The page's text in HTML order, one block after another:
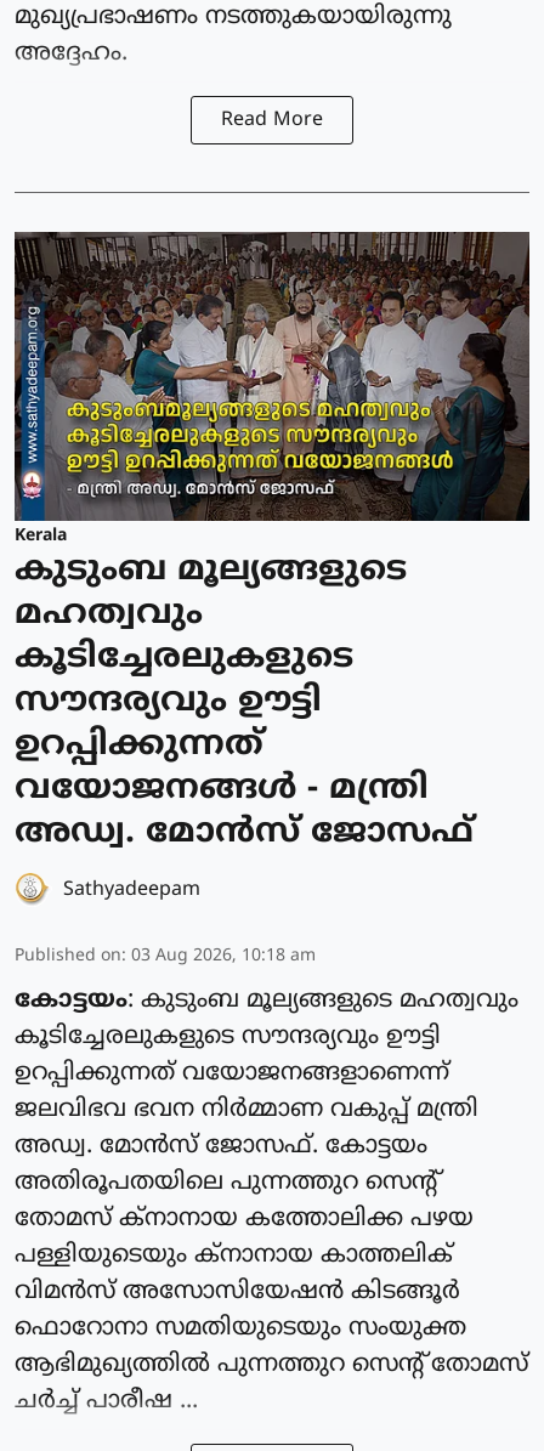
മുഖ്യപ്രഭാഷണം നടത്തുകയായിരുന്നു
അദ്ദേഹം.
Read More
Kerala
കുടുംബ മൂല്യങ്ങളുടെ
മഹത്വവും
കൂടിച്ചേരലുകളുടെ
സൗന്ദര്യവും ഊട്ടി
ഉറപ്പിക്കുന്നത്
വയോജനങ്ങള്‍ - മന്ത്രി
അഡ്വ. മോന്‍സ് ജോസഫ്
Sathyadeepam
Published on: 03 Aug 2026, 10:18 am
കോട്ടയം: കുടുംബ മൂല്യങ്ങളുടെ മഹത്വവും
കൂടിച്ചേരലുകളുടെ സൗന്ദര്യവും ഊട്ടി
ഉറപ്പിക്കുന്നത് വയോജനങ്ങളാണെന്ന്
ജലവിഭവ ഭവന നിര്‍മ്മാണ വകുപ്പ് മന്ത്രി
അഡ്വ. മോന്‍സ് ജോസഫ്. കോട്ടയം
അതിരൂപതയിലെ പുന്നത്തുറ സെന്റ്
തോമസ് ക്‌നാനായ കത്തോലിക്ക പഴയ
പള്ളിയുടെയും ക്‌നാനായ കാത്തലിക്
വിമന്‍സ് അസോസിയേഷന്‍ കിടങ്ങൂര്‍
ഫൊറോനാ സമതിയുടെയും സംയുക്ത
ആഭിമുഖ്യത്തില്‍ പുന്നത്തുറ സെന്റ് തോമസ്
ചര്‍ച്ച് പാരീഷ ...